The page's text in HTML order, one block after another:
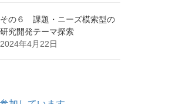
その６ 課題・ニーズ模索型の
研究開発テーマ探索
2024年4月22日